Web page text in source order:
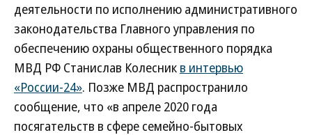
деятельности по исполнению административного
законодательства Главного управления по
обеспечению охраны общественного порядка
МВД РФ Станислав Колесник в интервью
«России-24». Позже МВД распространило
сообщение, что «в апреле 2020 года
посягательств в сфере семейно-бытовых